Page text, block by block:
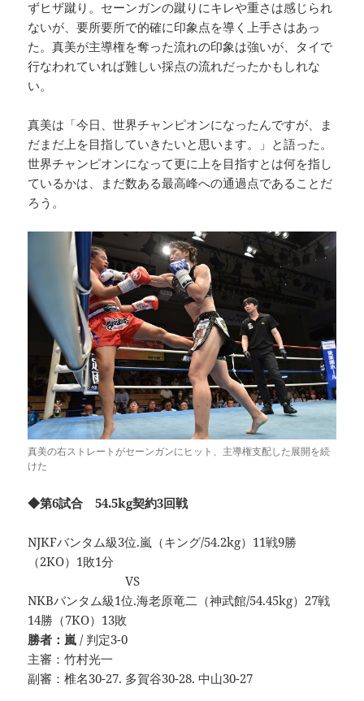
ずヒザ蹴り。セーンガンの蹴りにキレや重さは感じられ
ないが、要所要所で的確に印象点を導く上手さはあっ
た。真美が主導権を奪った流れの印象は強いが、タイで
行なわれていれば難しい採点の流れだったかもしれな
い。
真美は「今日、世界チャンピオンになったんですが、ま
だまだ上を目指していきたいと思います。」と語った。
世界チャンピオンになって更に上を目指すとは何を指し
ているかは、まだ数ある最高峰への通過点であることだ
ろう。
真美の右ストレートがセーンガンにヒット、主導権支配した展開を続
けた
◆第6試合 54.5kg契約3回戦
NJKFバンタム級3位.嵐（キング/54.2kg）11戦9勝
（2KO）1敗1分
VS
NKBバンタム級1位.海老原竜二（神武館/54.45kg）27戦
14勝（7KO）13敗
勝者：嵐 / 判定3-0
主審：竹村光一
副審：椎名30-27. 多賀谷30-28. 中山30-27